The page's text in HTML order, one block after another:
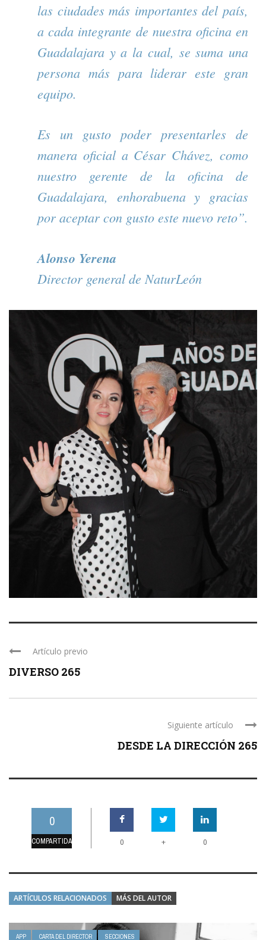
las ciudades más importantes del país,
a cada integrante de nuestra oficina en
Guadalajara y a la cual, se suma una
persona más para liderar este gran
equipo.
Es un gusto poder presentarles de
manera oficial a César Chávez, como
nuestro gerente de la oficina de
Guadalajara, enhorabuena y gracias
por aceptar con gusto este nuevo reto”.
Alonso Yerena
Director general de NaturLeón
Artículo previo
DIVERSO 265
Siguiente artículo
DESDE LA DIRECCIÓN 265
0
COMPARTIDAS 0 + 0
ARTÍCULOS RELACIONADOS MÁS DEL AUTOR
APP CARTA DEL DIRECTOR SECCIONES